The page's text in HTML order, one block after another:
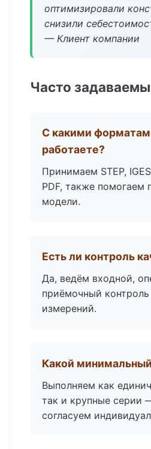
оптимизировали
снизили
— Клиент компании
Часто
С какими
работаете?
Принимаем STEP,
PDF, также помогаем
модели.
Есть ли контроль
Да, ведём входной,
приёмочный
измерений.
Какой
Выполняем как
так и крупные серии
согласуем